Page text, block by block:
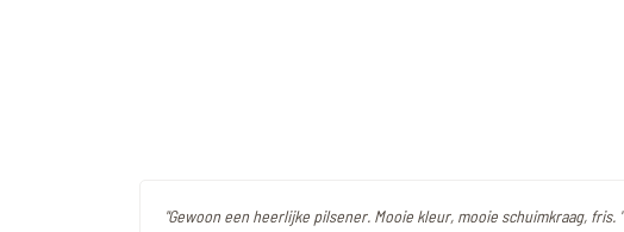
"Gewoon een heerlijke pilsener. Mooie kleur, mooie schuimkraag, fris. "